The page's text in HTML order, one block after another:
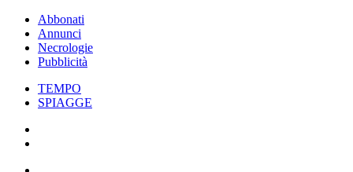
Abbonati
Annunci
Necrologie
Pubblicità
TEMPO
SPIAGGE